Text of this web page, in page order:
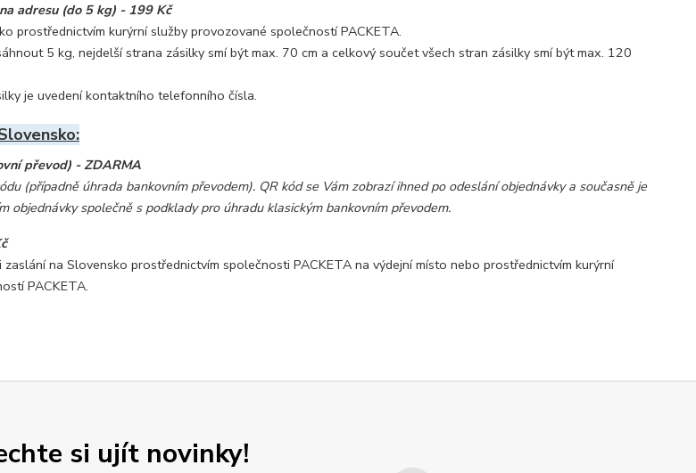
adresu (do 5 kg) - 199 Kč
prostřednictvím kurýrní služby provozované společností PACKETA.
5 kg, nejdelší strana zásilky smí být max. 70 cm a celkový součet všech stran zásilky smí být max. 120
je uvedení kontaktního telefonního čísla.
převod) - ZDARMA
(případně úhrada bankovním převodem). QR kód se Vám zobrazí ihned po odeslání objednávky a současně je
objednávky společně s podklady pro úhradu klasickým bankovním převodem.
na Slovensko prostřednictvím společnosti PACKETA na výdejní místo nebo prostřednictvím kurýrní
PACKETA.
si ujít novinky!